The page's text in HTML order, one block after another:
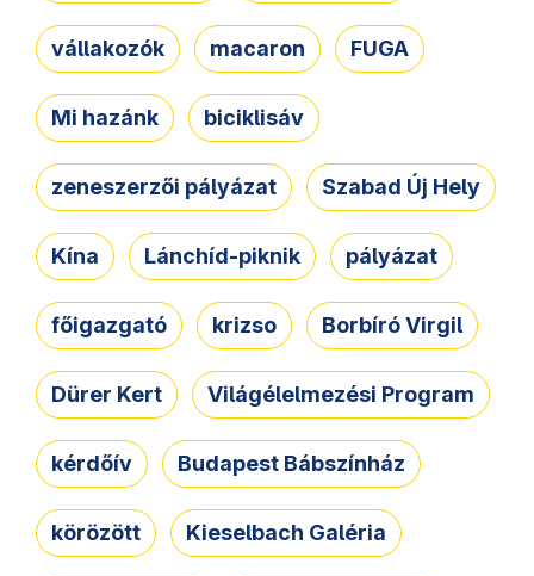
vállakozók macaron FUGA
Mi hazánk biciklisáv
zeneszerzői pályázat Szabad Új Hely
Kína Lánchíd-piknik pályázat
főigazgató krizso Borbíró Virgil
Dürer Kert Világélelmezési Program
kérdőív Budapest Bábszínház
körözött Kieselbach Galéria